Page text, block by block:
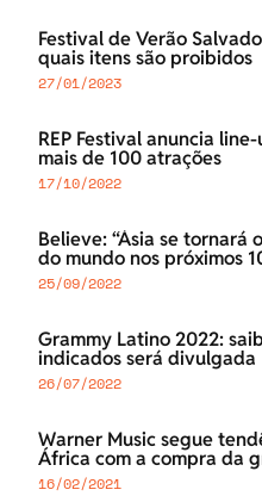
Festival de Verão
quais itens são proibidos
27/01/2023
REP Festival anuncia
mais de 100 atrações
17/10/2022
Believe: “Ásia se tornará
do mundo nos próximos
25/09/2022
Grammy Latino 2022:
indicados será divulgada
26/07/2022
Warner Music segue
África com a compra da
16/02/2021